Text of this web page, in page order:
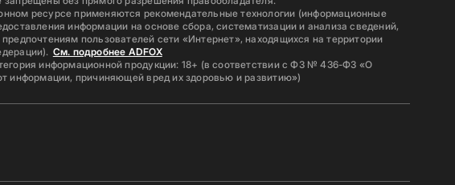
ресурсе применяются рекомендательные технологии (информационные
информации на основе сбора, систематизации и анализа сведений,
пользователей сети «Интернет», находящихся на территории
См. подробнее ADFOX
информационной продукции: 18+ (в соответствии с ФЗ № 436-ФЗ «О
информации, причиняющей вред их здоровью и развитию»)